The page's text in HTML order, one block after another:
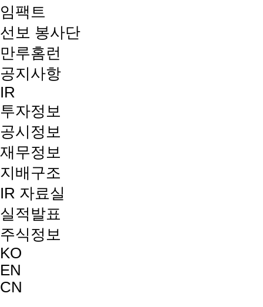
임팩트
선보 봉사단
만루홈런
공지사항
IR
투자정보
공시정보
재무정보
지배구조
IR 자료실
실적발표
주식정보
KO
EN
CN